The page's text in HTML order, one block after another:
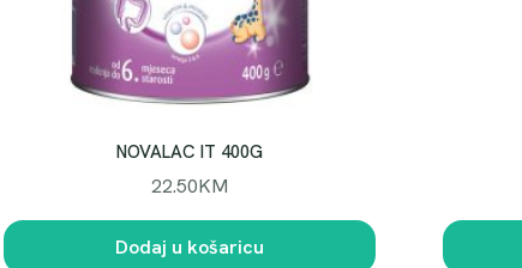
NOVALAC IT 400G
22.50KM
Dodaj u košaricu